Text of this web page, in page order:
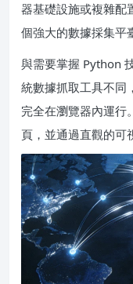
器基礎設施或複雜配
個強大的數據採集平
與需要掌握 Python
統數據抓取工具不同
完全在瀏覽器內運行
頁，並通過直觀的可